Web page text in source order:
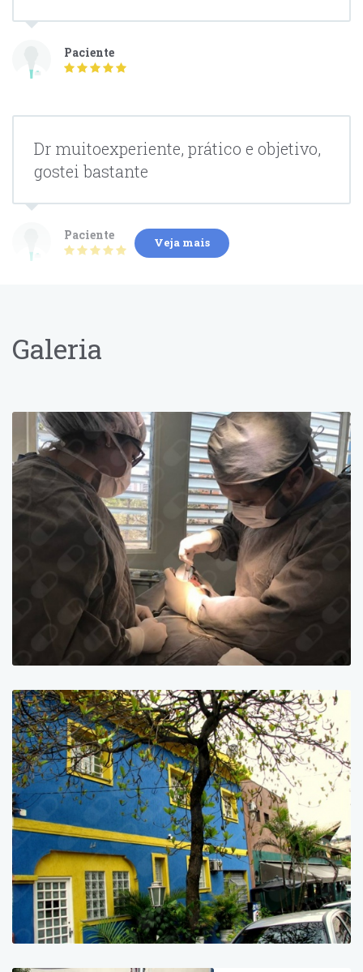
Paciente
Dr muitoexperiente, prático e objetivo,
gostei bastante
Paciente
que era o siso mas o doutor super
Paciente
Já fui operado pelo dr Pedro; ele é
experiente. No momento foi uma
consulta de rotina.
Paciente
Quero agradecer ao Dr. Pedro e a toda a
equipe da clínica pelo excelente
atendimento! Desde o primeiro contato
fui muito bem recebida, com muita
atenção, carinho e profissionalismo.
Sem dúvidas foi uma das melhores
experiências que já tive em uma
clínica odontológica. O cuidado com
os pacientes, a organização da clínica
Veja mais
Galeria